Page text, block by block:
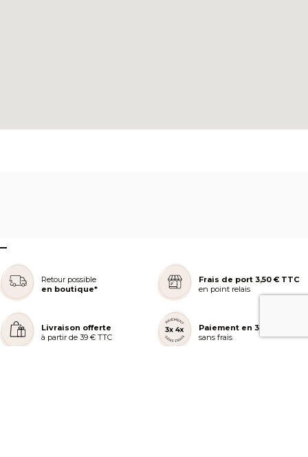
–
Retour possible
en boutique*
Frais de port 3,50 € TTC
en point relais
Livraison offerte
à partir de 39 € TTC
Paiement en 3 ou 4x
sans frais